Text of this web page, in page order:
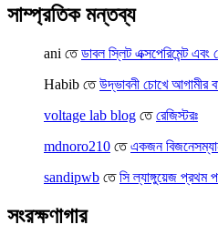
সাম্প্রতিক মন্তব্য
ani তেডাবল স্লিট এক্সপেরিমেন্ট
Habib তেউদ্ভাবনী চোখে আগামীর
voltage lab blog তেরেজিস্টরঃ
mdnoro210 তেএকজন
sandipwb তেসি ল্যাঙ্গুয়েজ প্রথম
সংরক্ষণাগার